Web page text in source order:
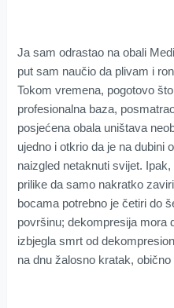
Ja sam odrastao na obali
put sam naučio da plivam i
Tokom vremena, pogotovo
profesionalna baza,
posjećena obala uništava
ujedno i otkrio da je na dubini
naizgled netaknuti svijet.
prilike da samo nakratko
bocama potrebno je četiri do
površinu; dekompresija mora
izbjegla smrt od
na dnu žalosno kratak,